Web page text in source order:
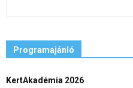
Programajánló
KertAkadémia 2026